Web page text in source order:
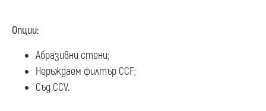
Опции:
Абразивни стени;
Неръждаем филтър CCF;
Съд CCV.